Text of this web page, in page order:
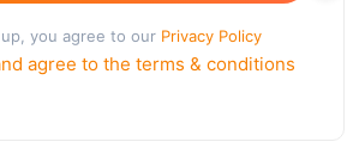
you agree to our Privacy Policy
agree to the terms & conditions